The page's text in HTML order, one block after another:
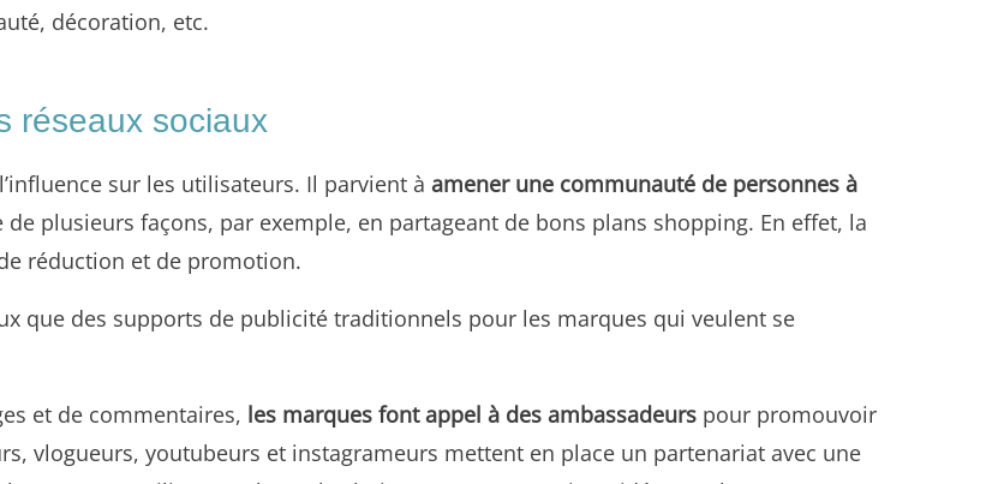
décoration, etc.
réseaux sociaux
sur les utilisateurs. Il parvient à amener une communauté de personnes à
plusieurs façons, par exemple, en partageant de bons plans shopping. En effet, la
réduction et de promotion.
que des supports de publicité traditionnels pour les marques qui veulent se
et de commentaires, les marques font appel à des ambassadeurs pour promouvoir
vlogueurs, youtubeurs et instagrameurs mettent en place un partenariat avec une